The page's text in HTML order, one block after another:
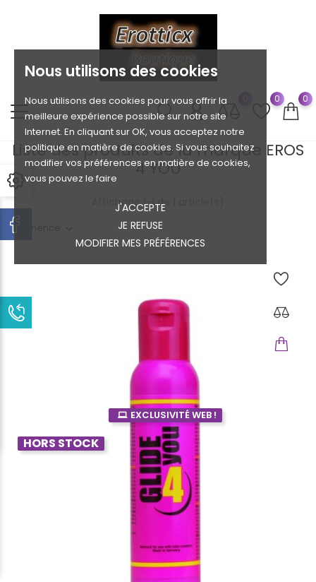
Nous utilisons des cookies
Nous utilisons des cookies pour vous offrir la
meilleure expérience possible sur notre site
Internet. En cliquant sur OK, vous acceptez notre
politique en matière de cookies. Si vous souhaitez
modifier vos préférences en matière de cookies,
vous pouvez le faire
J'ACCEPTE
JE REFUSE
MODIFIER MES PRÉFÉRENCES
0 0
Liste des produits de la marque EROS
4 YOU
Pertinence
Affichage 1-1 de 1 article(s)
EXCLUSIVITÉ WEB !
HORS STOCK